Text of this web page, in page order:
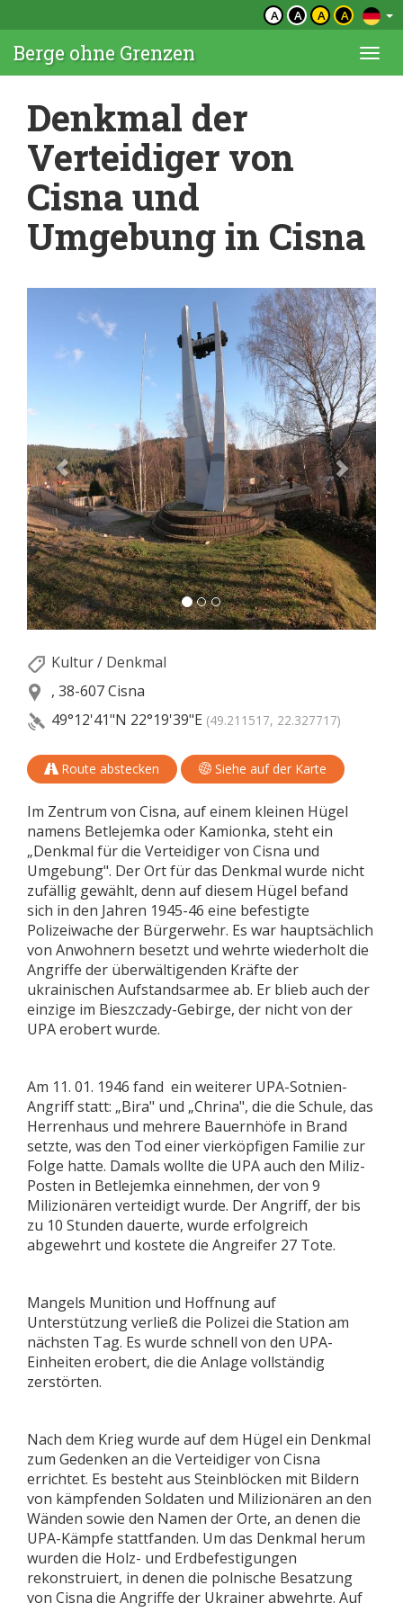
A A A A
Berge ohne Grenzen
Denkmal der
Verteidiger von
Cisna und
Umgebung in Cisna
Kultur/ Denkmal
, 38-607 Cisna
49°12'41"N 22°19'39"E (49.211517, 22.327717)
Route abstecken Siehe auf der Karte
Im Zentrum von Cisna, auf einem kleinen Hügel
namens Betlejemka oder Kamionka, steht ein
„Denkmal für die Verteidiger von Cisna und
Umgebung". Der Ort für das Denkmal wurde nicht
zufällig gewählt, denn auf diesem Hügel befand
sich in den Jahren 1945-46 eine befestigte
Polizeiwache der Bürgerwehr. Es war hauptsächlich
von Anwohnern besetzt und wehrte wiederholt die
Angriffe der überwältigenden Kräfte der
ukrainischen Aufstandsarmee ab. Er blieb auch der
einzige im Bieszczady-Gebirge, der nicht von der
UPA erobert wurde.
Am 11. 01. 1946 fand ein weiterer UPA-Sotnien-
Angriff statt: „Bira" und „Chrina", die die Schule, das
Herrenhaus und mehrere Bauernhöfe in Brand
setzte, was den Tod einer vierköpfigen Familie zur
Folge hatte. Damals wollte die UPA auch den Miliz-
Posten in Betlejemka einnehmen, der von 9
Milizionären verteidigt wurde. Der Angriff, der bis
zu 10 Stunden dauerte, wurde erfolgreich
abgewehrt und kostete die Angreifer 27 Tote.
Mangels Munition und Hoffnung auf
Unterstützung verließ die Polizei die Station am
nächsten Tag. Es wurde schnell von den UPA-
Einheiten erobert, die die Anlage vollständig
zerstörten.
Nach dem Krieg wurde auf dem Hügel ein Denkmal
zum Gedenken an die Verteidiger von Cisna
errichtet. Es besteht aus Steinblöcken mit Bildern
von kämpfenden Soldaten und Milizionären an den
Wänden sowie den Namen der Orte, an denen die
UPA-Kämpfe stattfanden. Um das Denkmal herum
wurden die Holz- und Erdbefestigungen
rekonstruiert, in denen die polnische Besatzung
von Cisna die Angriffe der Ukrainer abwehrte. Auf